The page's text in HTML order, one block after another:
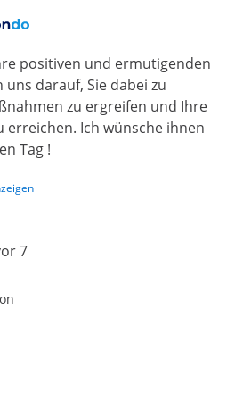
positiven und ermutigenden
darauf, Sie dabei zu
zu ergreifen und Ihre
erreichen. Ich wünsche ihnen
Tag !
7